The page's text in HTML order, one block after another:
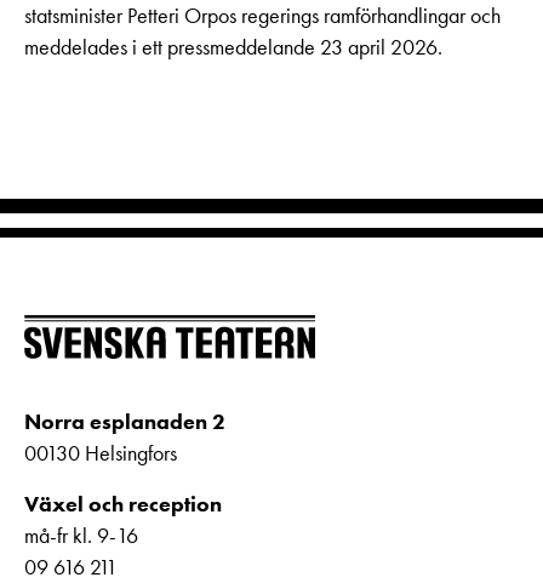
statsminister Petteri Orpos regerings ramförhandlingar och
meddelades i ett pressmeddelande 23 april 2026.
Norra esplanaden 2
00130 Helsingfors
Växel och reception
må-fr kl. 9-16
09 616 211